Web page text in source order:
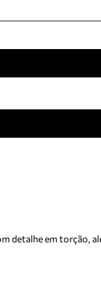
detalhe em torção,